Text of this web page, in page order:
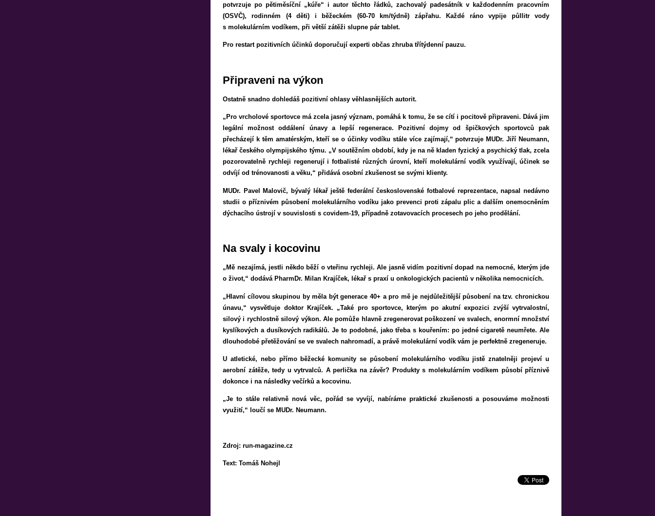
potvrzuje po pětiměsíční „kúře“ i autor těchto řádků, zachovalý padesátník v každodenním pracovním
(OSVČ), rodinném (4 děti) i běžeckém (60-70 km/týdně) zápřahu. Každé ráno vypije půllitr vody
s molekulárním vodíkem, při větší zátěži slupne pár tablet.
Pro restart pozitivních účinků doporučují experti občas zhruba třítýdenní pauzu.
Připraveni na výkon
Ostatně snadno dohledáš pozitivní ohlasy věhlasnějších autorit.
„Pro vrcholové sportovce má zcela jasný význam, pomáhá k tomu, že se cítí i pocitově připraveni. Dává jim
legální možnost oddálení únavy a lepší regenerace. Pozitivní dojmy od špičkových sportovců pak
přecházejí k těm amatérským, kteří se o účinky vodíku stále více zajímají,“ potvrzuje MUDr. Jiří Neumann,
lékař českého olympijského týmu. „V soutěžním období, kdy je na ně kladen fyzický a psychický tlak, zcela
pozorovatelně rychleji regenerují i fotbalisté různých úrovní, kteří molekulární vodík využívají, účinek se
odvíjí od trénovanosti a věku,“ přidává osobní zkušenost se svými klienty.
MUDr. Pavel Malovič, bývalý lékař ještě federální československé fotbalové reprezentace, napsal nedávno
studii o příznivém působení molekulárního vodíku jako prevenci proti zápalu plic a dalším onemocněním
dýchacího ústrojí v souvislosti s covidem-19, případně zotavovacích procesech po jeho prodělání.
Na svaly i kocovinu
„Mě nezajímá, jestli někdo běží o vteřinu rychleji. Ale jasně vidím pozitivní dopad na nemocné, kterým jde
o život,“ dodává PharmDr. Milan Krajíček, lékař s praxí u onkologických pacientů v několika nemocnicích.
„Hlavní cílovou skupinou by měla být generace 40+ a pro mě je nejdůležitější působení na tzv. chronickou
únavu,“ vysvětluje doktor Krajíček. „Také pro sportovce, kterým po akutní expozici zvýší vytrvalostní,
silový i rychlostně silový výkon. Ale pomůže hlavně zregenerovat poškození ve svalech, enormní množství
kyslíkových a dusíkových radikálů. Je to podobné, jako třeba s kouřením: po jedné cigaretě neumřete. Ale
dlouhodobé přetěžování se ve svalech nahromadí, a právě molekulární vodík vám je perfektně zregeneruje.
U atletické, nebo přímo běžecké komunity se působení molekulárního vodíku jistě znatelněji projeví u
aerobní zátěže, tedy u vytrvalců. A perlička na závěr? Produkty s molekulárním vodíkem působí příznivě
dokonce i na následky večírků a kocovinu.
„Je to stále relativně nová věc, pořád se vyvíjí, nabíráme praktické zkušenosti a posouváme možnosti
využití,“ loučí se MUDr. Neumann.
Zdroj: run-magazine.cz
Text: Tomáš Nohejl